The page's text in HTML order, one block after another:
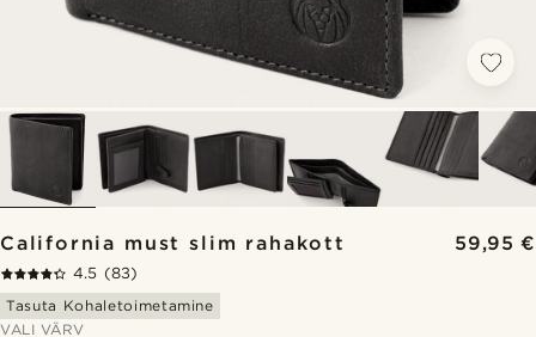
California must slim rahakott 59,95 €
4.5 (83)
Tasuta Kohaletoimetamine
VALI VÄRV